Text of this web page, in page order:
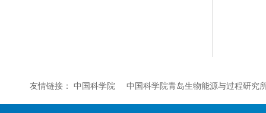
友情链接： 中国科学院 中国科学院青岛生物能源与过程研究